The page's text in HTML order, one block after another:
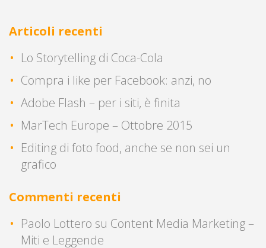
Articoli recenti
Lo Storytelling di Coca-Cola
Compra i like per Facebook: anzi, no
Adobe Flash – per i siti, è finita
MarTech Europe – Ottobre 2015
Editing di foto food, anche se non sei un
grafico
Commenti recenti
Paolo Lottero su Content Media Marketing –
Miti e Leggende